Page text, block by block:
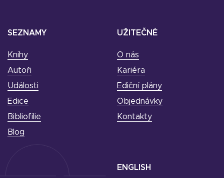
SEZNAMY
Knihy
Autoři
Události
Edice
Bibliofilie
Blog
UŽITEČNÉ
O nás
Kariéra
Ediční plány
Objednávky
Kontakty
ENGLISH